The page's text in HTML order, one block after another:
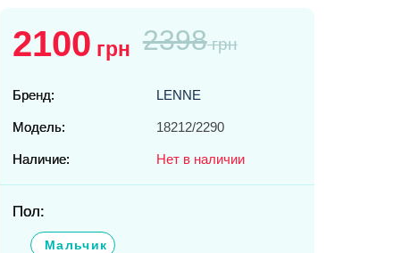
2100 грн 2398грн
Бренд: LENNE
Модель: 18212/2290
Наличие: Нет в наличии
Пол:
Мальчик